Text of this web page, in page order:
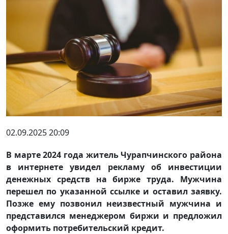
02.09.2025 20:09
В марте 2024 года житель Чурапчинского района
в интернете увидел рекламу об инвестиции
денежных средств на бирже труда. Мужчина
перешел по указанной ссылке и оставил заявку.
Позже ему позвонил неизвестный мужчина и
представился менеджером биржи и предложил
оформить потребительский кредит.